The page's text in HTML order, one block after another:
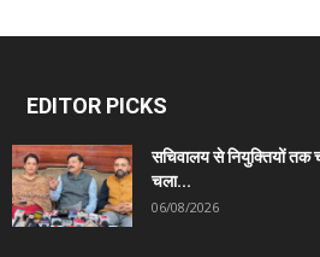
EDITOR PICKS
सचिवालय से नियुक्तियों तक
चला...
06/08/2026